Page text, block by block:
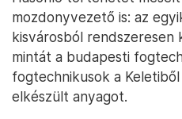
mozdonyvezető is: az
kisvárosból
mintát a budapesti
fogtechnikusok a
elkészült anyagot.